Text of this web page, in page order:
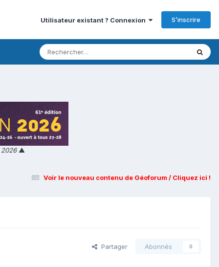
Utilisateur existant ? Connexion S’inscrire
▲
Voir le nouveau contenu de Géoforum / Cliquez ici !
Partager Abonnés 0